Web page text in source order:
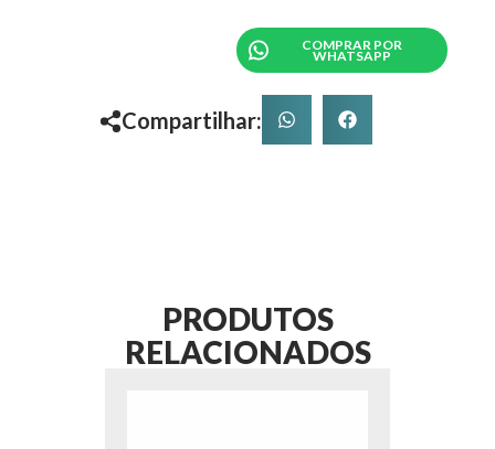
COMPRAR POR
WHATSAPP
Compartilhar:
PRODUTOS
RELACIONADOS